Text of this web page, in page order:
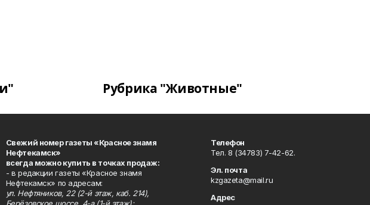
Рубрика "Животные"
Свежий номер газеты «Красное знамя
Нефтекамск»
всегда можно купить в точках продаж:
- в редакции газеты «Красное знамя
Нефтекамск» по адресам:
ул. Нефтяников, 22 (2-й этаж, каб. 214),
Телефон
Тел. 8 (34783) 7-42-62.
Эл. почта
kzgazeta@mail.ru
Адрес